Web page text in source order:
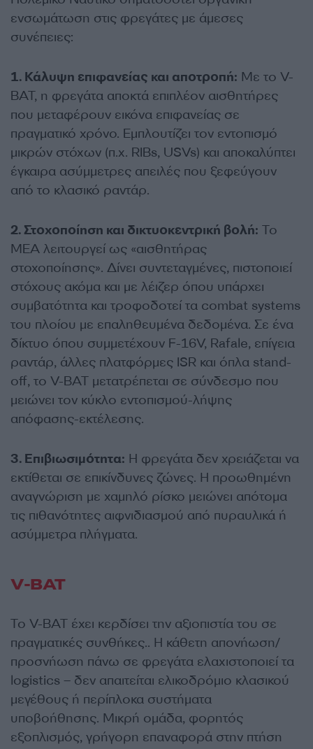
ενσωμάτωση στις φρεγάτες με άμεσες
συνέπειες:
1. Κάλυψη επιφανείας και αποτροπή: Με το V-
BAT, η φρεγάτα αποκτά επιπλέον αισθητήρες
που μεταφέρουν εικόνα επιφανείας σε
πραγματικό χρόνο. Εμπλουτίζει τον εντοπισμό
μικρών στόχων (π.χ. RIBs, USVs) και αποκαλύπτει
έγκαιρα ασύμμετρες απειλές που ξεφεύγουν
από το κλασικό ραντάρ.
2. Στοχοποίηση και δικτυοκεντρική βολή: Το
ΜΕΑ λειτουργεί ως «αισθητήρας
στοχοποίησης». Δίνει συντεταγμένες, πιστοποιεί
στόχους ακόμα και με λέιζερ όπου υπάρχει
συμβατότητα και τροφοδοτεί τα combat systems
του πλοίου με επαληθευμένα δεδομένα. Σε ένα
δίκτυο όπου συμμετέχουν F-16V, Rafale, επίγεια
ραντάρ, άλλες πλατφόρμες ISR και όπλα stand-
off, το V-BAT μετατρέπεται σε σύνδεσμο που
μειώνει τον κύκλο εντοπισμού-λήψης
απόφασης-εκτέλεσης.
3. Επιβιωσιμότητα: Η φρεγάτα δεν χρειάζεται να
εκτίθεται σε επικίνδυνες ζώνες. Η προωθημένη
αναγνώριση με χαμηλό ρίσκο μειώνει απότομα
τις πιθανότητες αιφνιδιασμού από πυραυλικά ή
ασύμμετρα πλήγματα.
V-BAT
Το V-BAT έχει κερδίσει την αξιοπιστία του σε
πραγματικές συνθήκες.. Η κάθετη απονήωση/
προσνήωση πάνω σε φρεγάτα ελαχιστοποιεί τα
logistics – δεν απαιτείται ελικοδρόμιο κλασικού
μεγέθους ή περίπλοκα συστήματα
υποβοήθησης. Μικρή ομάδα, φορητός
εξοπλισμός, γρήγορη επαναφορά στην πτήση